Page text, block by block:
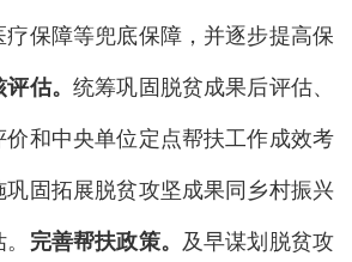
保障等兜底保障，并逐步提高保
评估。统筹巩固脱贫成果后评估、
价和中央单位定点帮扶工作成效考
固拓展脱贫攻坚成果同乡村振兴
完善帮扶政策。 及早谋划脱贫攻